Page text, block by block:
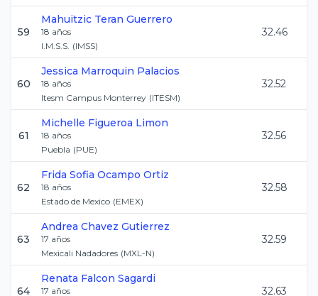
59
Mahuitzic Teran Guerrero
18 años
I.M.S.S. (IMSS)
32.46
60
Jessica Marroquin Palacios
18 años
Itesm Campus Monterrey (ITESM)
32.52
61
Michelle Figueroa Limon
18 años
Puebla (PUE)
32.56
62
Frida Sofia Ocampo Ortiz
18 años
Estado de Mexico (EMEX)
32.58
63
Andrea Chavez Gutierrez
17 años
Mexicali Nadadores (MXL-N)
32.59
64
Renata Falcon Sagardi
17 años
32.63